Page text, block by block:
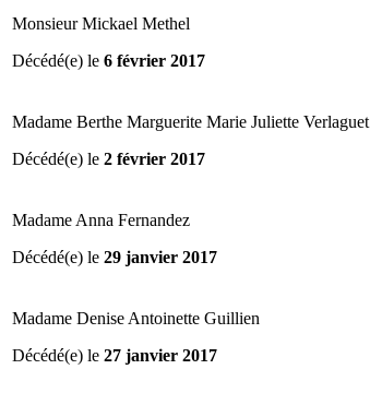
Monsieur Mickael Methel
Décédé(e) le 6 février 2017
Madame Berthe Marguerite Marie Juliette Verlaguet
Décédé(e) le 2 février 2017
Madame Anna Fernandez
Décédé(e) le 29 janvier 2017
Madame Denise Antoinette Guillien
Décédé(e) le 27 janvier 2017